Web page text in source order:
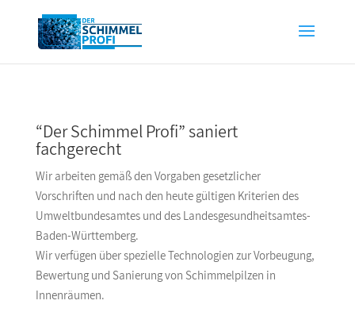
“Der Schimmel Profi” saniert
fachgerecht
Wir arbeiten gemäß den Vorgaben gesetzlicher
Vorschriften und nach den heute gültigen Kriterien des
Umweltbundesamtes und des Landesgesundheitsamtes-
Baden-Württemberg.
Wir verfügen über spezielle Technologien zur Vorbeugung,
Bewertung und Sanierung von Schimmelpilzen in
Innenräumen.